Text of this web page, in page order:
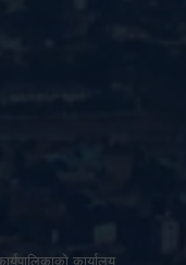
कार्यालय